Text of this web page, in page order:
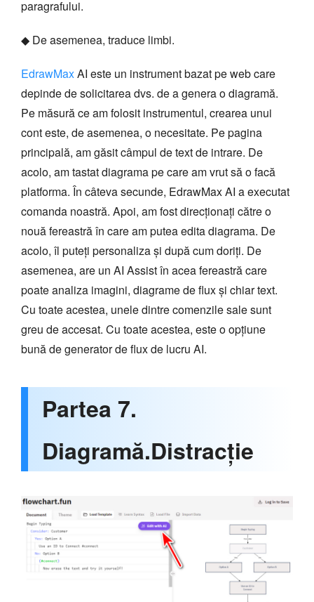
paragrafului.
◆ De asemenea, traduce limbi.
EdrawMaxAI este un instrument bazat pe web care
depinde de solicitarea dvs. de a genera o diagramă.
Pe măsură ce am folosit instrumentul, crearea unui
cont este, de asemenea, o necesitate. Pe pagina
principală, am găsit câmpul de text de intrare. De
acolo, am tastat diagrama pe care am vrut să o facă
platforma. În câteva secunde, EdrawMax AI a executat
comanda noastră. Apoi, am fost direcționați către o
nouă fereastră în care am putea edita diagrama. De
acolo, îl puteți personaliza și după cum doriți. De
asemenea, are un AI Assist în acea fereastră care
poate analiza imagini, diagrame de flux și chiar text.
Cu toate acestea, unele dintre comenzile sale sunt
greu de accesat. Cu toate acestea, este o opțiune
bună de generator de flux de lucru AI.
Partea 7.
Diagramă.Distracție